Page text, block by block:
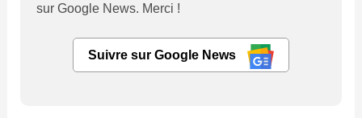
sur Google News. Merci !
Suivre sur Google News